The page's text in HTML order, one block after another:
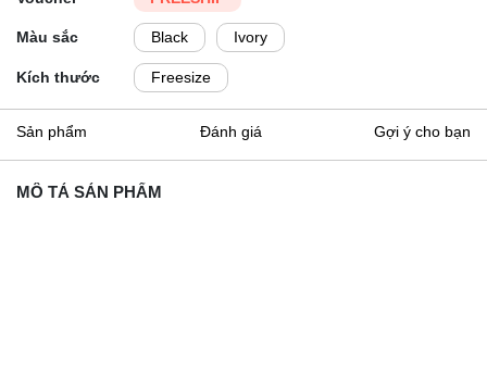
Màu sắc Black Ivory
Kích thước Freesize
Sản phẩm Đánh giá Gợi ý cho bạn
MÔ TẢ SẢN PHẨM